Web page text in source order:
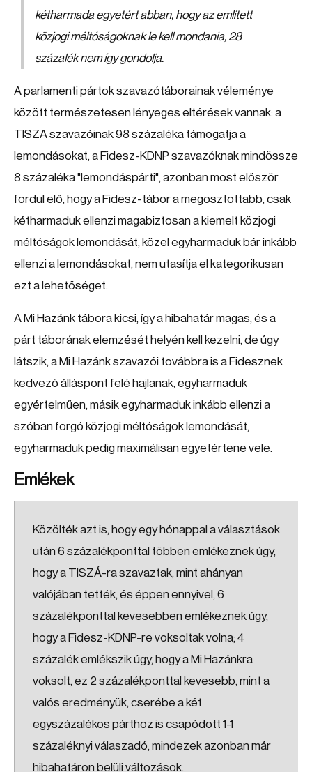
kétharmada egyetért abban, hogy az említett
közjogi méltóságoknak le kell mondania, 28
százalék nem így gondolja.
A parlamenti pártok szavazótáborainak véleménye
között természetesen lényeges eltérések vannak: a
TISZA szavazóinak 98 százaléka támogatja a
lemondásokat, a Fidesz-KDNP szavazóknak mindössze
8 százaléka "lemondáspárti", azonban most először
fordul elő, hogy a Fidesz-tábor a megosztottabb, csak
kétharmaduk ellenzi magabiztosan a kiemelt közjogi
méltóságok lemondását, közel egyharmaduk bár inkább
ellenzi a lemondásokat, nem utasítja el kategorikusan
ezt a lehetőséget.
A Mi Hazánk tábora kicsi, így a hibahatár magas, és a
párt táborának elemzését helyén kell kezelni, de úgy
látszik, a Mi Hazánk szavazói továbbra is a Fidesznek
kedvező álláspont felé hajlanak, egyharmaduk
egyértelműen, másik egyharmaduk inkább ellenzi a
szóban forgó közjogi méltóságok lemondását,
egyharmaduk pedig maximálisan egyetértene vele.
Emlékek
Közölték azt is, hogy egy hónappal a választások
után 6 százalékponttal többen emlékeznek úgy,
hogy a TISZÁ-ra szavaztak, mint ahányan
valójában tették, és éppen ennyivel, 6
százalékponttal kevesebben emlékeznek úgy,
hogy a Fidesz-KDNP-re voksoltak volna; 4
százalék emlékszik úgy, hogy a Mi Hazánkra
voksolt, ez 2 százalékponttal kevesebb, mint a
valós eredményük, cserébe a két
egyszázalékos párthoz is csapódott 1-1
százaléknyi válaszadó, mindezek azonban már
hibahatáron belüli változások.